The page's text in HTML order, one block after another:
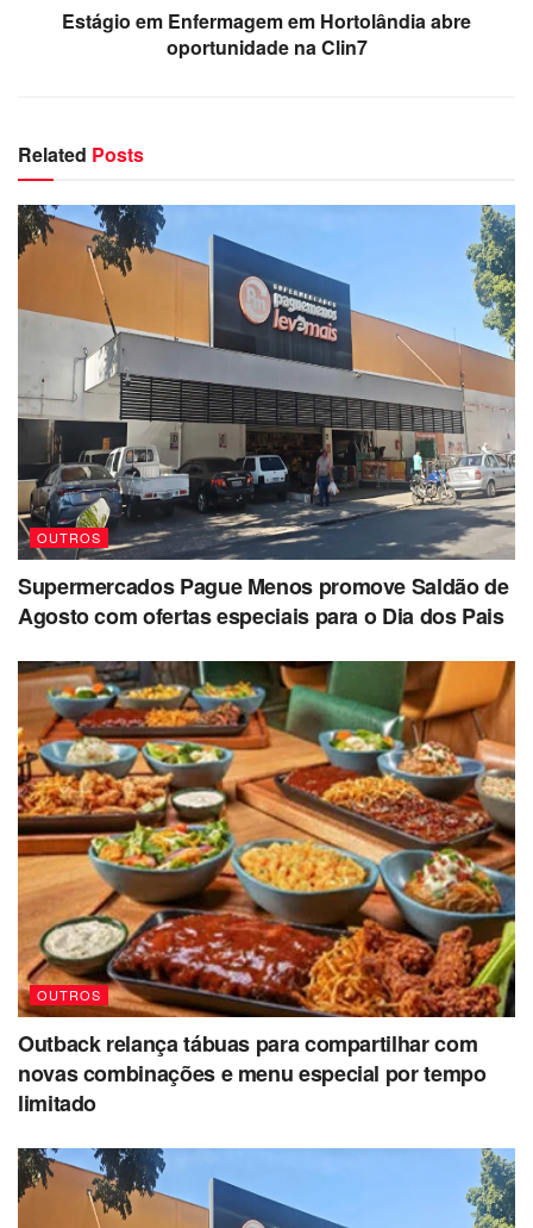
Estágio em Enfermagem em Hortolândia abre
oportunidade na Clin7
Related Posts
OUTROS
Supermercados Pague Menos promove Saldão de
Agosto com ofertas especiais para o Dia dos Pais
OUTROS
Outback relança tábuas para compartilhar com
novas combinações e menu especial por tempo
limitado